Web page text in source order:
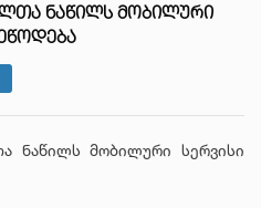
ᲜᲐᲬᲘᲚᲡ ᲛᲝᲑᲘᲚᲣᲠᲘ
ნაწილს მობილური სერვისი